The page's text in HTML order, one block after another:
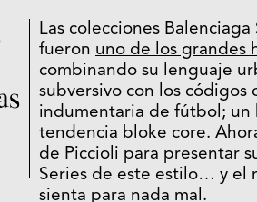
Las colecciones Balenciaga
fueron uno de los grandes
combinando su lenguaje
subversivo con los códigos
indumentaria de fútbol; un
tendencia bloke core.
de Piccioli para presentar
Series de este estilo… y el
sienta para nada mal.